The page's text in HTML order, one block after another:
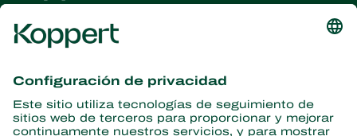
información
Suscríbase aquí